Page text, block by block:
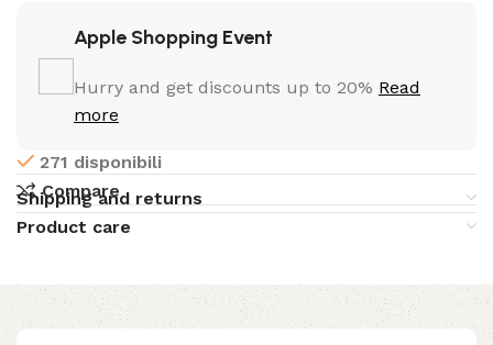
Apple Shopping Event
Hurry and get discounts up to 20% Read
more
271 disponibili
Compare
Shipping and returns
Product care